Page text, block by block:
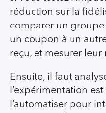
réduction sur la
comparer un groupe
un coupon à un
reçu, et mesurer leur
Ensuite, il faut
l’expérimentation
l’automatiser pour